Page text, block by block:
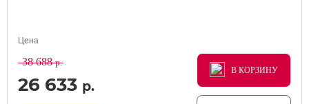
Цена
38 688р.
26 633 р.
В КОРЗИНУ
В КОРЗИНУ
В КОРЗИНУ